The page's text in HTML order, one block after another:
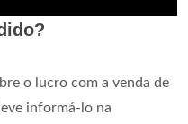
o lucro com a venda de
informá-lo na